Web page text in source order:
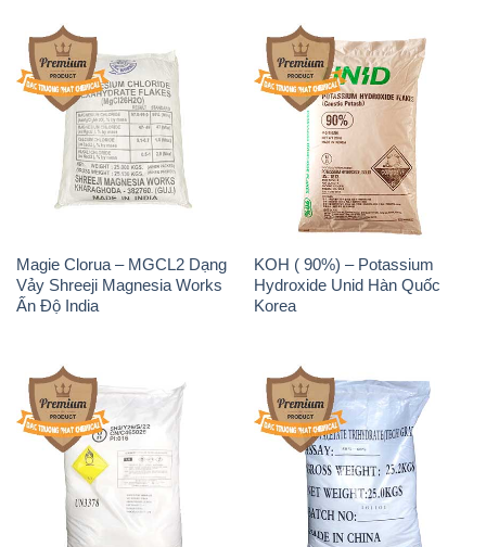
Magie Clorua – MGCL2 Dạng
Vảy Shreeji Magnesia Works
Ấn Độ India
KOH ( 90%) – Potassium
Hydroxide Unid Hàn Quốc
Korea